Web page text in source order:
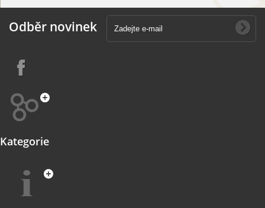
Odběr novinek
Kategorie